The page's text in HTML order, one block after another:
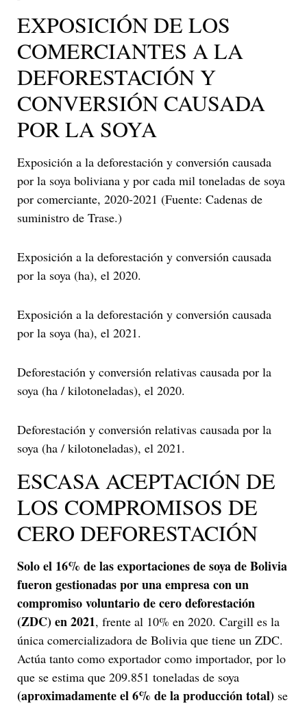
EXPOSICIÓN DE LOS
COMERCIANTES A LA
DEFORESTACIÓN Y
CONVERSIÓN CAUSADA
POR LA SOYA
Exposición a la deforestación y conversión causada
por la soya boliviana y por cada mil toneladas de soya
por comerciante, 2020-2021 (Fuente: Cadenas de
suministro de Trase.)
Exposición a la deforestación y conversión causada
por la soya (ha), el 2020.
Exposición a la deforestación y conversión causada
por la soya (ha), el 2021.
Deforestación y conversión relativas causada por la
soya (ha / kilotoneladas), el 2020.
Deforestación y conversión relativas causada por la
soya (ha / kilotoneladas), el 2021.
ESCASA ACEPTACIÓN DE
LOS COMPROMISOS DE
CERO DEFORESTACIÓN
Solo el 16% de las exportaciones de soya de Bolivia
fueron gestionadas por una empresa con un
compromiso voluntario de cero deforestación
(ZDC) en 2021, frente al 10% en 2020. Cargill es la
única comercializadora de Bolivia que tiene un ZDC.
Actúa tanto como exportador como importador, por lo
que se estima que 209.851 toneladas de soya
(aproximadamente el 6% de la producción total) se